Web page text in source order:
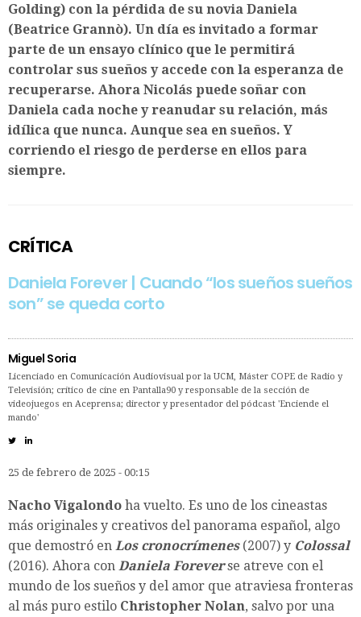
Golding) con la pérdida de su novia Daniela
(Beatrice Grannò). Un día es invitado a formar
parte de un ensayo clínico que le permitirá
controlar sus sueños y accede con la esperanza de
recuperarse. Ahora Nicolás puede soñar con
Daniela cada noche y reanudar su relación, más
idílica que nunca. Aunque sea en sueños. Y
corriendo el riesgo de perderse en ellos para
siempre.
CRÍTICA
Daniela Forever | Cuando “los sueños sueños
son” se queda corto
Miguel Soria
Licenciado en Comunicación Audiovisual por la UCM, Máster COPE de Radio y
Televisión; crítico de cine en Pantalla90 y responsable de la sección de
videojuegos en Aceprensa; director y presentador del pódcast 'Enciende el
mando'
25 de febrero de 2025 - 00:15
Nacho Vigalondo ha vuelto. Es uno de los cineastas
más originales y creativos del panorama español, algo
que demostró en Los cronocrímenes(2007) y Colossal
(2016). Ahora con Daniela Foreverse atreve con el
mundo de los sueños y del amor que atraviesa fronteras
al más puro estilo Christopher Nolan, salvo por una